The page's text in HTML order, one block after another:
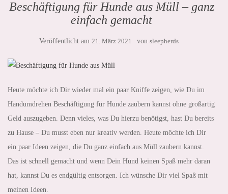
Beschäftigung für Hunde aus Müll – ganz
einfach gemacht
Veröffentlicht am 21. März 2021 von sleepherds
Heute möchte ich Dir wieder mal ein paar Kniffe zeigen, wie Du im
Handumdrehen Beschäftigung für Hunde zaubern kannst ohne großartig
Geld auszugeben. Denn vieles, was Du hierzu benötigst, hast Du bereits
zu Hause – Du musst eben nur kreativ werden. Heute möchte ich Dir
ein paar Ideen zeigen, die Du ganz einfach aus Müll zaubern kannst.
Das ist schnell gemacht und wenn Dein Hund keinen Spaß mehr daran
hat, kannst Du es endgültig entsorgen. Ich wünsche Dir viel Spaß mit
meinen Ideen.